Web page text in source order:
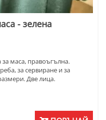
- зелена
маса, правоъгълна.
за сервиране и за
Две лица.